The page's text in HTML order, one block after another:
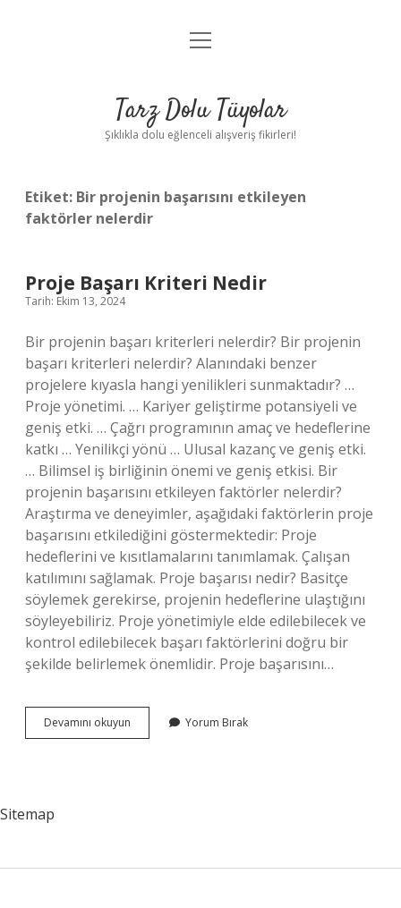
Anasayfa
Yasal Uyarı
menüyü
Tarz Dolu Tüyolar
Şıklıkla dolu eğlenceli alışveriş fikirleri!
Etiket: Bir projenin başarısını etkileyen
faktörler nelerdir
Proje Başarı Kriteri Nedir
Tarih: Ekim 13, 2024
Bir projenin başarı kriterleri nelerdir? Bir projenin
başarı kriterleri nelerdir? Alanındaki benzer
projelere kıyasla hangi yenilikleri sunmaktadır? …
Proje yönetimi. … Kariyer geliştirme potansiyeli ve
geniş etki. … Çağrı programının amaç ve hedeflerine
katkı … Yenilikçi yönü … Ulusal kazanç ve geniş etki.
… Bilimsel iş birliğinin önemi ve geniş etkisi. Bir
projenin başarısını etkileyen faktörler nelerdir?
Araştırma ve deneyimler, aşağıdaki faktörlerin proje
başarısını etkilediğini göstermektedir: Proje
hedeflerini ve kısıtlamalarını tanımlamak. Çalışan
katılımını sağlamak. Proje başarısı nedir? Basitçe
söylemek gerekirse, projenin hedeflerine ulaştığını
söyleyebiliriz. Proje yönetimiyle elde edilebilecek ve
kontrol edilebilecek başarı faktörlerini doğru bir
şekilde belirlemek önemlidir. Proje başarısını…
Devamını okuyun
Başarı
Yorum Bırak
Sitemap